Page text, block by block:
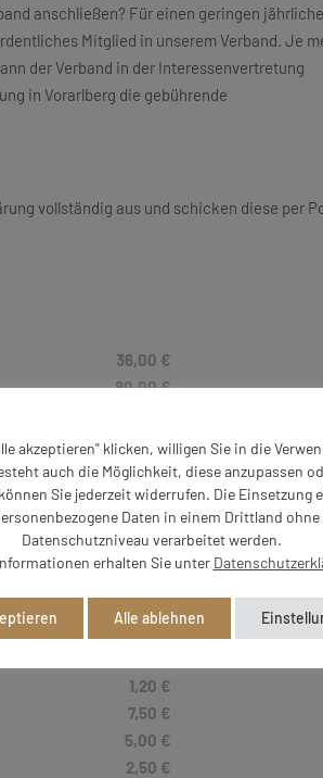
anschließen? Für einen geringen
Mitglied in unserem Verband. Je
der Verband in der Interessenvertretung
in Vorarlberg die gebührende
vollständig aus und schicken diese per
36,00 €
80,00 €
150,00 €
50,00 €
50,00 €
100,00 €
65,00 €
1,20 €
7,50 €
5,00 €
2,50 €
akzeptieren" klicken, willigen Sie in die
auch die Möglichkeit, diese anzupassen
Sie jederzeit widerrufen. Die Einsetzung
Daten in einem Drittland ohne
Datenschutzniveau verarbeitet werden.
erhalten Sie unter
Alle ablehnen